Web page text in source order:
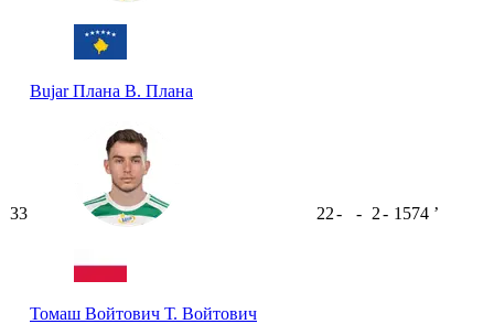
Bujar Плана B. Плана
33
Томаш Войтович Т. Войтович
22- - 2- 1574 ʼ